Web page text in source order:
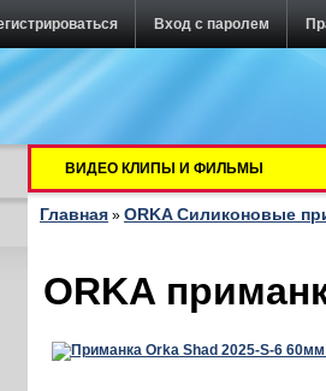
Вход с паролем
ВИДЕО КЛИПЫ И ФИЛЬМЫ
Главная » ORKA Силиконовые
ORKA